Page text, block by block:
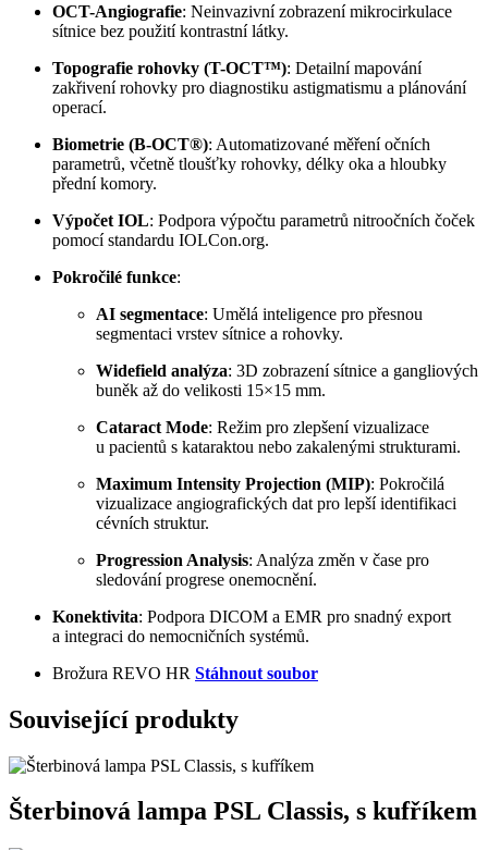
OCT-Angiografie: Neinvazivní zobrazení mikrocirkulace
sítnice bez použití kontrastní látky.
Topografie rohovky (T-OCT™): Detailní mapování
zakřivení rohovky pro diagnostiku astigmatismu a plánování
operací.
Biometrie (B-OCT®): Automatizované měření očních
parametrů, včetně tloušťky rohovky, délky oka a hloubky
přední komory.
Výpočet IOL: Podpora výpočtu parametrů nitroočních čoček
pomocí standardu IOLCon.org.
Pokročilé funkce:
AI segmentace: Umělá inteligence pro přesnou
segmentaci vrstev sítnice a rohovky.
Widefield analýza: 3D zobrazení sítnice a gangliových
buněk až do velikosti 15×15 mm.
Cataract Mode: Režim pro zlepšení vizualizace
u pacientů s kataraktou nebo zakalenými strukturami.
Maximum Intensity Projection (MIP): Pokročilá
vizualizace angiografických dat pro lepší identifikaci
cévních struktur.
Progression Analysis: Analýza změn v čase pro
sledování progrese onemocnění.
Konektivita: Podpora DICOM a EMR pro snadný export
a integraci do nemocničních systémů.
Brožura REVO HR Stáhnout soubor
Související produkty
Šterbinová lampa PSL Classis, s kufříkem